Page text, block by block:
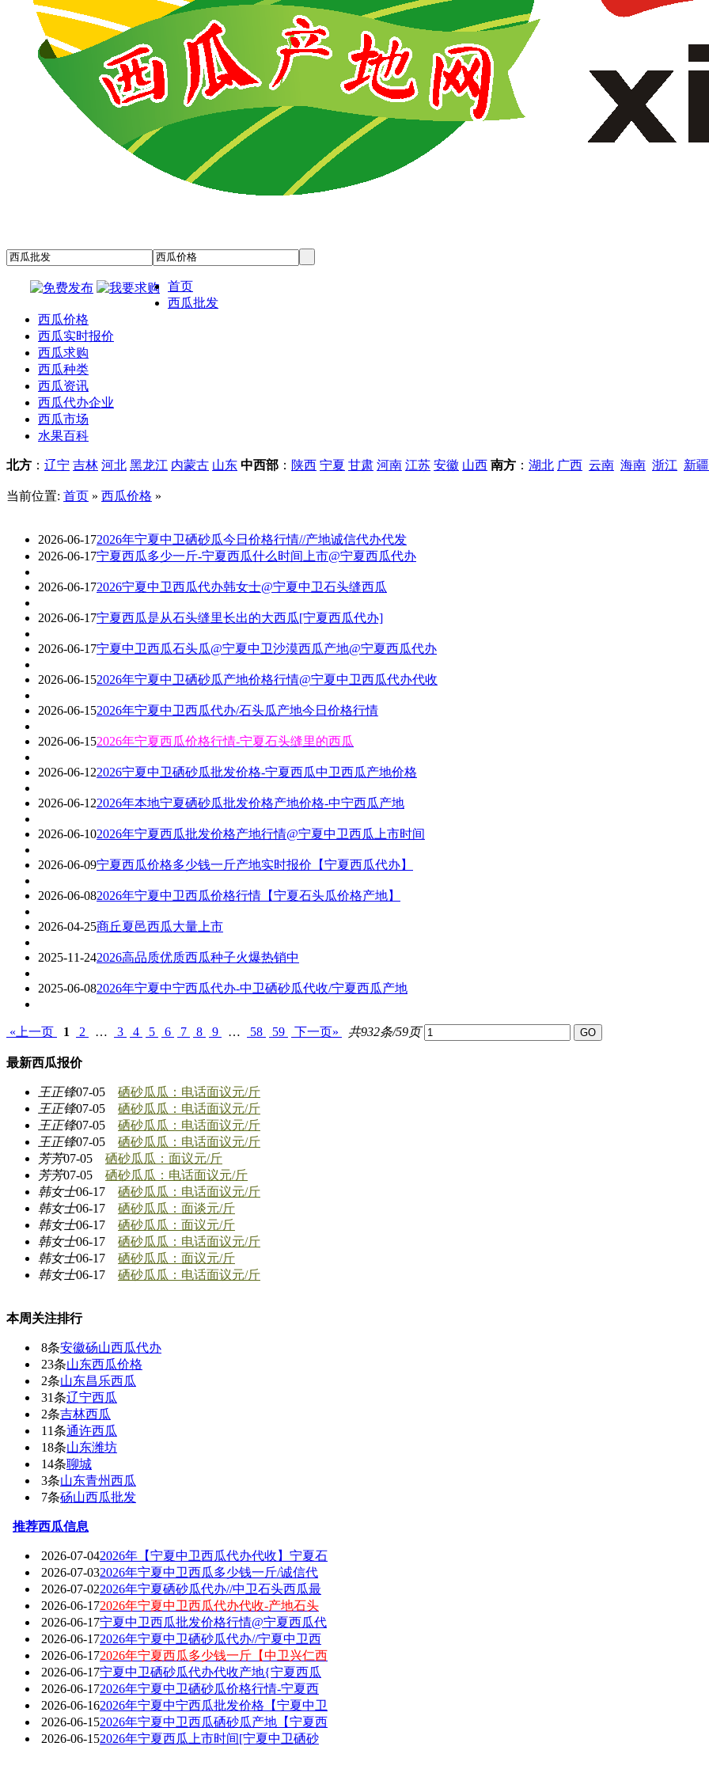
首页
西瓜批发
西瓜价格
西瓜实时报价
西瓜求购
西瓜种类
西瓜资讯
西瓜代办企业
西瓜市场
水果百科
北方 ： 辽宁 吉林 河北 黑龙江 内蒙古 山东 中西部 ： 陕西 宁夏 甘肃 河南 江苏 安徽 山西 南方 ： 湖北 广西 云南 海南 浙江 新疆
当前位置: 首页 » 西瓜价格 »
2026-06-172026年宁夏中卫硒砂瓜今日价格行情//产地诚信代办代发
2026-06-17宁夏西瓜多少一斤-宁夏西瓜什么时间上市@宁夏西瓜代办
2026-06-172026宁夏中卫西瓜代办韩女士@宁夏中卫石头缝西瓜
2026-06-17宁夏西瓜是从石头缝里长出的大西瓜[宁夏西瓜代办]
2026-06-17宁夏中卫西瓜石头瓜@宁夏中卫沙漠西瓜产地@宁夏西瓜代办
2026-06-152026年宁夏中卫硒砂瓜产地价格行情@宁夏中卫西瓜代办代收
2026-06-152026年宁夏中卫西瓜代办/石头瓜产地今日价格行情
2026-06-152026年宁夏西瓜价格行情-宁夏石头缝里的西瓜
2026-06-122026宁夏中卫硒砂瓜批发价格-宁夏西瓜中卫西瓜产地价格
2026-06-122026年本地宁夏硒砂瓜批发价格产地价格-中宁西瓜产地
2026-06-102026年宁夏西瓜批发价格产地行情@宁夏中卫西瓜上市时间
2026-06-09宁夏西瓜价格多少钱一斤产地实时报价【宁夏西瓜代办】
2026-06-082026年宁夏中卫西瓜价格行情【宁夏石头瓜价格产地】
2026-04-25商丘夏邑西瓜大量上市
2025-11-242026高品质优质西瓜种子火爆热销中
2025-06-082026年宁夏中宁西瓜代办-中卫硒砂瓜代收/宁夏西瓜产地
«上一页 1 2 … 3 4 5 6 7 8 9 … 58 59 下一页» 共932条/59页
最新西瓜报价
王正锋07-05 硒砂瓜瓜： 电话面议元/斤
王正锋07-05 硒砂瓜瓜： 电话面议元/斤
王正锋07-05 硒砂瓜瓜： 电话面议元/斤
王正锋07-05 硒砂瓜瓜： 电话面议元/斤
芳芳07-05 硒砂瓜瓜： 面议元/斤
芳芳07-05 硒砂瓜瓜： 电话面议元/斤
韩女士06-17 硒砂瓜瓜： 电话面议元/斤
韩女士06-17 硒砂瓜瓜： 面谈元/斤
韩女士06-17 硒砂瓜瓜： 面议元/斤
韩女士06-17 硒砂瓜瓜： 电话面议元/斤
韩女士06-17 硒砂瓜瓜： 面议元/斤
韩女士06-17 硒砂瓜瓜： 电话面议元/斤
本周关注排行
8条安徽砀山西瓜代办
23条山东西瓜价格
2条山东昌乐西瓜
31条辽宁西瓜
2条吉林西瓜
11条通许西瓜
18条山东潍坊
14条聊城
3条山东青州西瓜
7条砀山西瓜批发
推荐西瓜信息
2026-07-042026年【宁夏中卫西瓜代办代收】宁夏石
2026-07-032026年宁夏中卫西瓜多少钱一斤/诚信代
2026-07-022026年宁夏硒砂瓜代办//中卫石头西瓜最
2026-06-172026年宁夏中卫西瓜代办代收-产地石头
2026-06-17宁夏中卫西瓜批发价格行情@宁夏西瓜代
2026-06-172026年宁夏中卫硒砂瓜代办//宁夏中卫西
2026-06-172026年宁夏西瓜多少钱一斤【中卫兴仁西
2026-06-17宁夏中卫硒砂瓜代办代收产地{宁夏西瓜
2026-06-172026年宁夏中卫硒砂瓜价格行情-宁夏西
2026-06-162026年宁夏中宁西瓜批发价格【宁夏中卫
2026-06-152026年宁夏中卫西瓜硒砂瓜产地【宁夏西
2026-06-152026年宁夏西瓜上市时间[宁夏中卫硒砂